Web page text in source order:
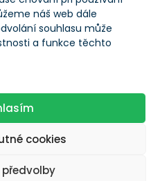
náš web dále
souhlasu může
a funkce těchto
cookies
Koupit!